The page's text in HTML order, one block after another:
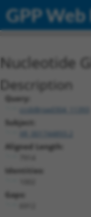
GPP
Nucleotide
Description
Query:
ccsbBroad304_11393
Subject:
XR_001744893.2
Aligned Length:
Identities:
Gaps: